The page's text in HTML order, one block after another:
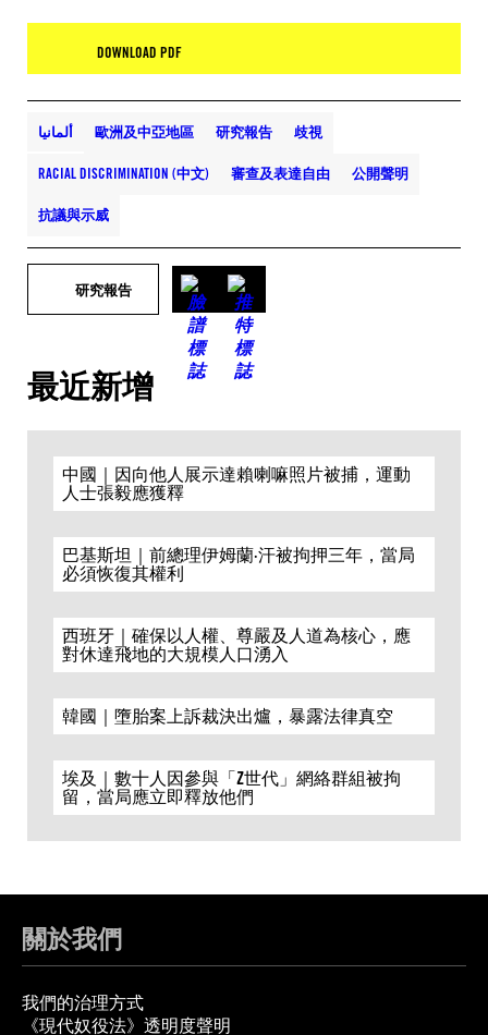
DOWNLOAD PDF
ألمانيا 歐洲及中亞地區 研究報告 歧視
RACIAL DISCRIMINATION (中文) 審查及表達自由 公開聲明
抗議與示威
研究報告
最近新增
中國｜因向他人展示達賴喇嘛照片被捕，運動
人士張毅應獲釋
巴基斯坦｜前總理伊姆蘭·汗被拘押三年，當局
必須恢復其權利
西班牙｜確保以人權、尊嚴及人道為核心，應
對休達飛地的大規模人口湧入
韓國｜墮胎案上訴裁決出爐，暴露法律真空
埃及｜數十人因參與「Z世代」網絡群組被拘
留，當局應立即釋放他們
關於我們
我們的治理方式
《現代奴役法》透明度聲明